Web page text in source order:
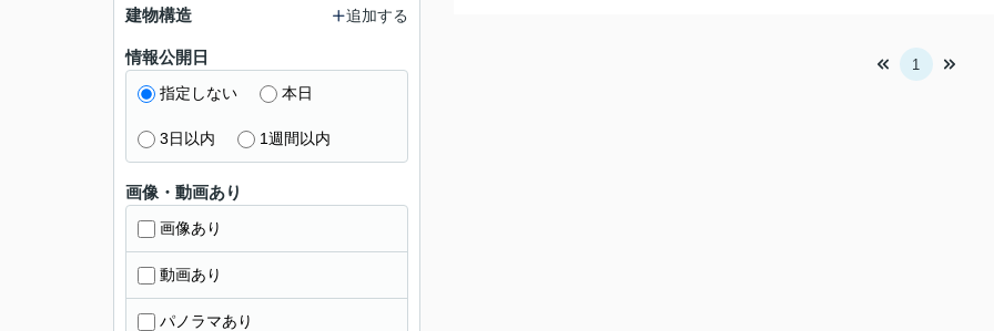
1
建物構造 追加する
情報公開日
指定しない 本日
3日以内 1週間以内
画像・動画あり
画像あり
動画あり
パノラマあり